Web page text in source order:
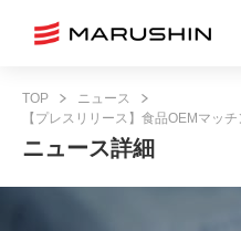
TOP
ニュース
【プレスリリース】食品OEMマッ
ニュース詳細